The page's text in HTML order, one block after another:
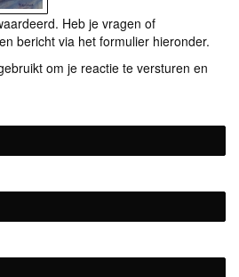
Heb je vragen of
bericht via het formulier hieronder.
om je reactie te versturen en